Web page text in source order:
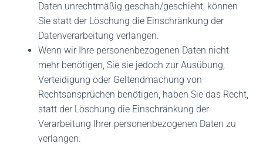
Daten unrechtmäßig geschah/geschieht, können
Sie statt der Löschung die Einschränkung der
Datenverarbeitung verlangen.
Wenn wir Ihre personenbezogenen Daten nicht
mehr benötigen, Sie sie jedoch zur Ausübung,
Verteidigung oder Geltendmachung von
Rechtsansprüchen benötigen, haben Sie das Recht,
statt der Löschung die Einschränkung der
Verarbeitung Ihrer personenbezogenen Daten zu
verlangen.